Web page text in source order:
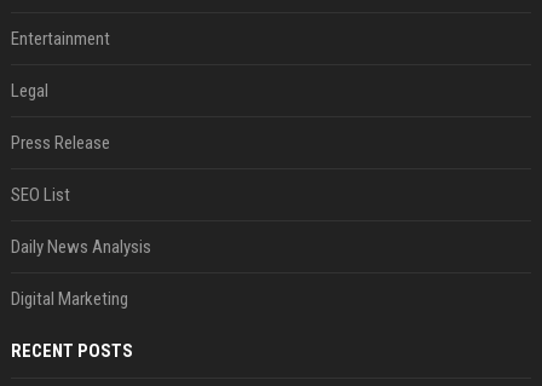
Entertainment
Legal
Press Release
SEO List
Daily News Analysis
Digital Marketing
RECENT POSTS